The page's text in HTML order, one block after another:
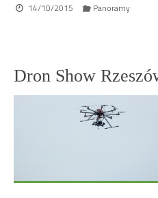
14/10/2015 Panoramy
Dron Show